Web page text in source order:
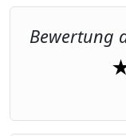
Bewertung